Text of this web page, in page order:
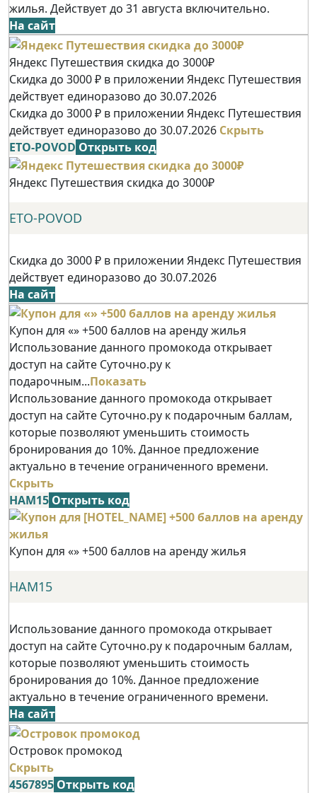
жилья. Действует до 31 августа включительно.
На сайт
Яндекс Путешествия скидка до 3000₽
Скидка до 3000 ₽ в приложении Яндекс Путешествия
действует единоразово до 30.07.2026
Скидка до 3000 ₽ в приложении Яндекс Путешествия
действует единоразово до 30.07.2026 Скрыть
ETO-POVOD Открыть код
Яндекс Путешествия скидка до 3000₽
ETO-POVOD
Скидка до 3000 ₽ в приложении Яндекс Путешествия
действует единоразово до 30.07.2026
На сайт
Купон для «» +500 баллов на аренду жилья
Использование данного промокода открывает
доступ на сайте Суточно.ру к
подарочным...Показать
Использование данного промокода открывает
доступ на сайте Суточно.ру к подарочным баллам,
которые позволяют уменьшить стоимость
бронирования до 10%. Данное предложение
актуально в течение ограниченного времени.
Скрыть
НАМ15 Открыть код
Купон для «» +500 баллов на аренду жилья
НАМ15
Использование данного промокода открывает
доступ на сайте Суточно.ру к подарочным баллам,
которые позволяют уменьшить стоимость
бронирования до 10%. Данное предложение
актуально в течение ограниченного времени.
На сайт
Островок промокод
Скрыть
4567895 Открыть код